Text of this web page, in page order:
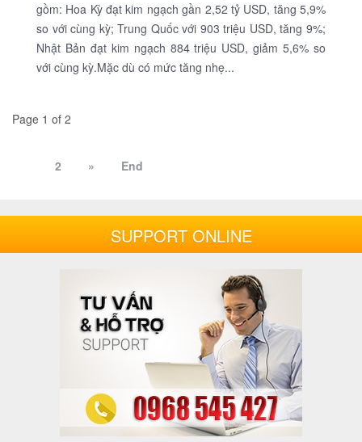
gồm: Hoa Kỳ đạt kim ngạch gần 2,52 tỷ USD, tăng 5,9%
so với cùng kỳ; Trung Quốc với 903 triệu USD, tăng 9%;
Nhật Bản đạt kim ngạch 884 triệu USD, giảm 5,6% so
với cùng kỳ.Mặc dù có mức tăng nhẹ...
Page 1 of 2
2 » End
SUPPORT ONLINE